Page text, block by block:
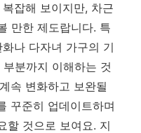
잡해 보이지만, 차근
만한 제도랍니다. 특
나 다자녀 가구의 기
분까지 이해하는 것
속 변화하고 보완될
꾸준히 업데이트하며
할 것으로 보여요. 지